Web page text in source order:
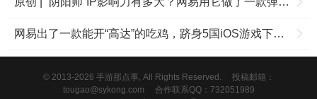
网易出了一款能开“高达”的吃鸡，跻身5国iOS游戏下载榜Top10、TapTap8.8分 | 一周游戏看点
© 2013-2026 手游那点事, All Rights Reserved.
投稿邮箱：
tougao@sykong.com 合作联系QQ：732051989